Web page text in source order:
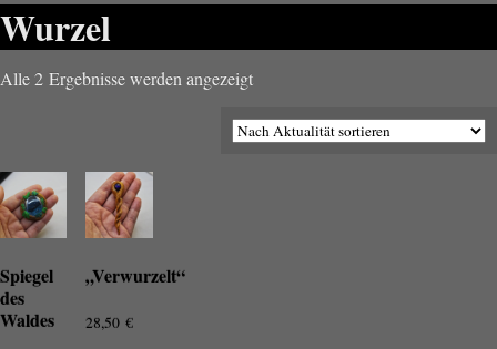
Wurzel
Alle 2 Ergebnisse werden angezeigtNach
sortiert
Spiegel
des
Waldes
„Verwurzelt“
28,50€